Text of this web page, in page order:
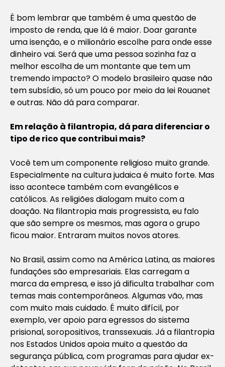
É bom lembrar que também é uma questão de
imposto de renda, que lá é maior. Doar garante
uma isenção, e o milionário escolhe para onde esse
dinheiro vai. Será que uma pessoa sozinha faz a
melhor escolha de um montante que tem um
tremendo impacto? O modelo brasileiro quase não
tem subsídio, só um pouco por meio da lei Rouanet
e outras. Não dá para comparar.
Em relação à filantropia, dá para diferenciar o
tipo de rico que contribui mais?
Você tem um componente religioso muito grande.
Especialmente na cultura judaica é muito forte. Mas
isso acontece também com evangélicos e
católicos. As religiões dialogam muito com a
doação. Na filantropia mais progressista, eu falo
que são sempre os mesmos, mas agora o grupo
ficou maior. Entraram muitos novos atores.
No Brasil, assim como na América Latina, as maiores
fundações são empresariais. Elas carregam a
marca da empresa, e isso já dificulta trabalhar com
temas mais contemporâneos. Algumas vão, mas
com muito mais cuidado. É muito difícil, por
exemplo, ver apoio para egressos do sistema
prisional, soropositivos, transsexuais. Já a filantropia
nos Estados Unidos apoia muito a questão da
segurança pública, com programas para ajudar ex-